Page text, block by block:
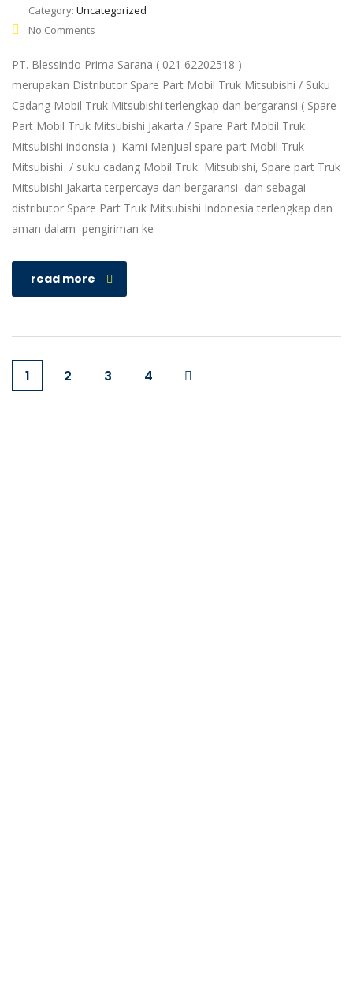
Category: Uncategorized
No Comments
PT. Blessindo Prima Sarana ( 021 62202518 )
merupakan Distributor Spare Part Mobil Truk Mitsubishi / Suku
Cadang Mobil Truk Mitsubishi terlengkap dan bergaransi ( Spare
Part Mobil Truk Mitsubishi Jakarta / Spare Part Mobil Truk
Mitsubishi indonsia ). Kami Menjual spare part Mobil Truk
Mitsubishi / suku cadang Mobil Truk Mitsubishi, Spare part Truk
Mitsubishi Jakarta terpercaya dan bergaransi dan sebagai
distributor Spare Part Truk Mitsubishi Indonesia terlengkap dan
aman dalam pengiriman ke
read more
1 2 3 4